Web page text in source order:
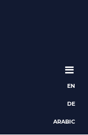
EN
DE
ARABIC